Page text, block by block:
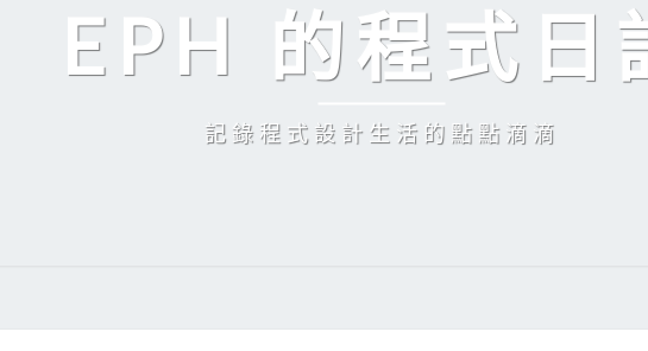
EPH 的程式日
記錄程式設計生活的點點滴滴